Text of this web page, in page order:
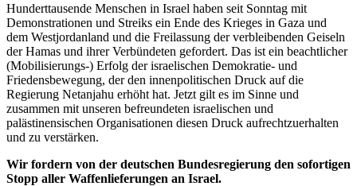
Hunderttausende Menschen in Israel haben seit Sonntag mit
Demonstrationen und Streiks ein Ende des Krieges in Gaza und
dem Westjordanland und die Freilassung der verbleibenden Geiseln
der Hamas und ihrer Verbündeten gefordert. Das ist ein beachtlicher
(Mobilisierungs-) Erfolg der israelischen Demokratie- und
Friedensbewegung, der den innenpolitischen Druck auf die
Regierung Netanjahu erhöht hat. Jetzt gilt es im Sinne und
zusammen mit unseren befreundeten israelischen und
palästinensischen Organisationen diesen Druck aufrechtzuerhalten
und zu verstärken.
Wir fordern von der deutschen Bundesregierung den sofortigen
Stopp aller Waffenlieferungen an Israel.